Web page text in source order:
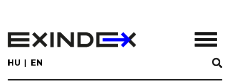
main
content
HU EN